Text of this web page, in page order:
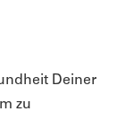
Deiner
zu